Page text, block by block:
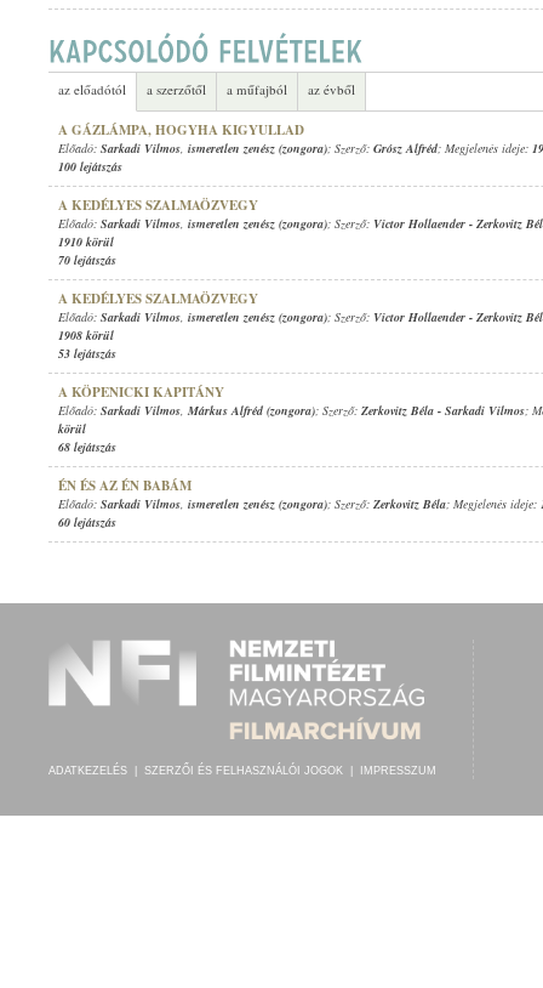
SARKADI VILMOS ,ISMERETLEN ZENÉSZ (ZONGORA)
az előadótól a szerzőtől a műfajból az évből
A GÁZLÁMPA, HOGYHA KIGYULLAD
Előadó: Sarkadi Vilmos, ismeretlen zenész (zongora); Szerző: Grósz Alfréd; Megjelenés ideje:
100 lejátszás
A KEDÉLYES SZALMAÖZVEGY
Előadó: Sarkadi Vilmos, ismeretlen zenész (zongora); Szerző: Victor Hollaender - Zerkovitz
1910 körül
70 lejátszás
A KEDÉLYES SZALMAÖZVEGY
Előadó: Sarkadi Vilmos, ismeretlen zenész (zongora); Szerző: Victor Hollaender - Zerkovitz
1908 körül
53 lejátszás
A KÖPENICKI KAPITÁNY
Előadó: Sarkadi Vilmos, Márkus Alfréd (zongora); Szerző: Zerkovitz Béla - Sarkadi Vilmos;
körül
68 lejátszás
ÉN ÉS AZ ÉN BABÁM
Előadó: Sarkadi Vilmos, ismeretlen zenész (zongora); Szerző: Zerkovitz Béla; Megjelenés ideje:
60 lejátszás
ADATKEZELÉS SZERZŐI ÉS FELHASZNÁLÓI JOGOK IMPRESSZUM